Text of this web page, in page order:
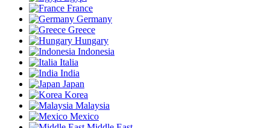
France
Germany
Greece
Hungary
Indonesia
Italia
India
Japan
Korea
Malaysia
Mexico